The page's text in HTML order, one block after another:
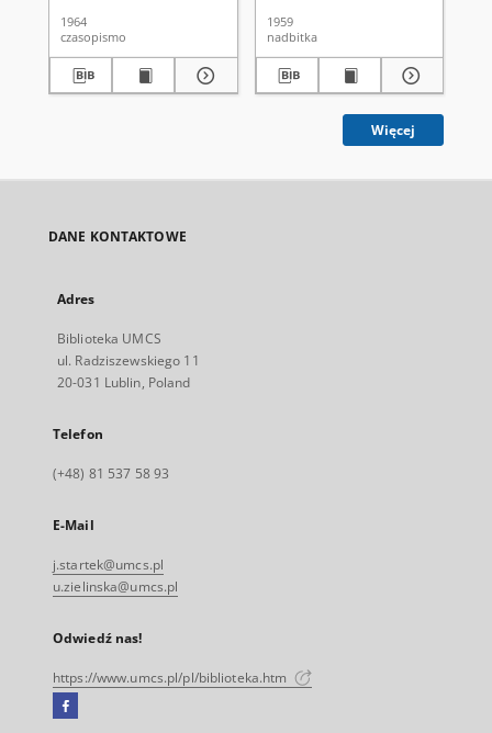
1964
czasopismo
1959
nadbitka
Więcej
DANE KONTAKTOWE
Adres
Biblioteka UMCS
ul. Radziszewskiego 11
20-031 Lublin, Poland
Telefon
(+48) 81 537 58 93
E-Mail
j.startek@umcs.pl
u.zielinska@umcs.pl
Odwiedź nas!
https://www.umcs.pl/pl/biblioteka.htm
Facebook